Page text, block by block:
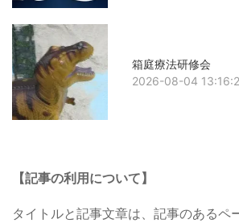
箱庭療法研修会
2026-08-04
【記事の利用について】
タイトルと記事文章は、記事のあるペ